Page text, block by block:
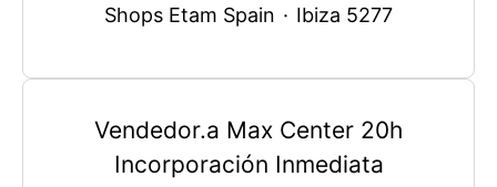
Shops Etam Spain · Ibiza 5277
Vendedor.a Max Center 20h
Incorporación Inmediata